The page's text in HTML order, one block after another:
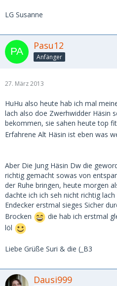
LG Susanne
Pasu12
Anfänger
27. März 2013
HuHu also heute hab ich mal
lach also doe Zwerhwidder Häsin
bekommen, sie sahen heute top
Erfahrene Alt Häsin ist eben was
Aber Die Jung Häsin Dw die
richtig gemacht sowas von
der Ruhe bringen, heute morgen
dachte ich ich seh nicht richtig
Endecker erstmal sieges Sicher
Brocken
die hab ich erstmal
löl
Liebe Grüße Suri & die (_B3
Dausi999